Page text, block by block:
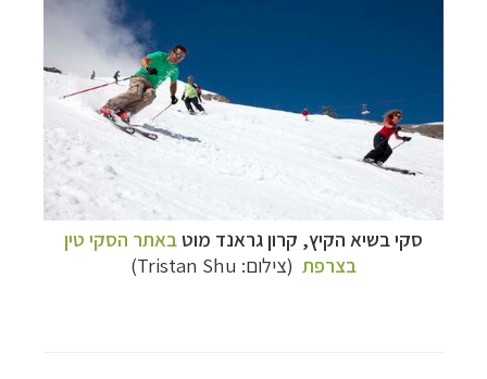
סקי בשיא הקיץ, קרון גראנד מוטבאתר הסקי טין
בצרפת (צילום: Tristan Shu)